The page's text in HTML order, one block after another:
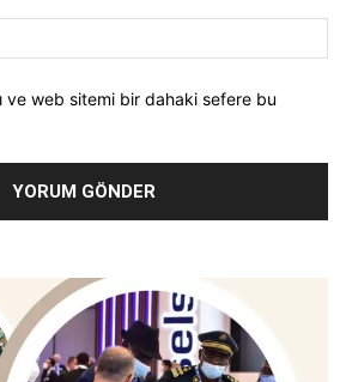
ve web sitemi bir dahaki sefere bu